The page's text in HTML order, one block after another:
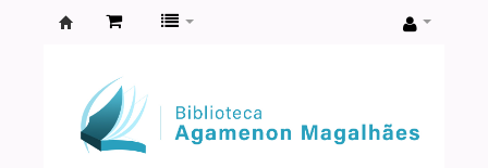
Agamenon
Magalhães